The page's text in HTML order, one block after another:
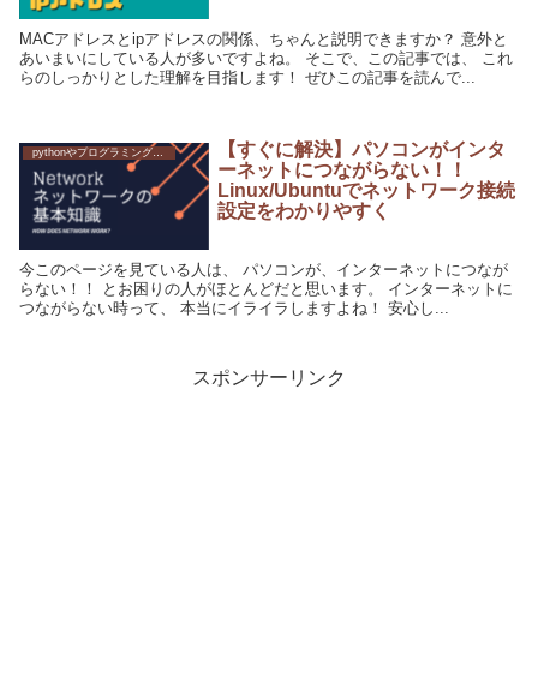
MACアドレスとipアドレスの関係、ちゃんと説明できますか？ 意外と
あいまいにしている人が多いですよね。 そこで、この記事では、 これ
らのしっかりとした理解を目指します！ ぜひこの記事を読んで...
pythonやプログラミングへの挑戦
【すぐに解決】パソコンがインタ
ーネットにつながらない！！
Linux/Ubuntuでネットワーク接続
設定をわかりやすく
今このページを見ている人は、 パソコンが、インターネットにつなが
らない！！ とお困りの人がほとんどだと思います。 インターネットに
つながらない時って、 本当にイライラしますよね！ 安心し...
スポンサーリンク